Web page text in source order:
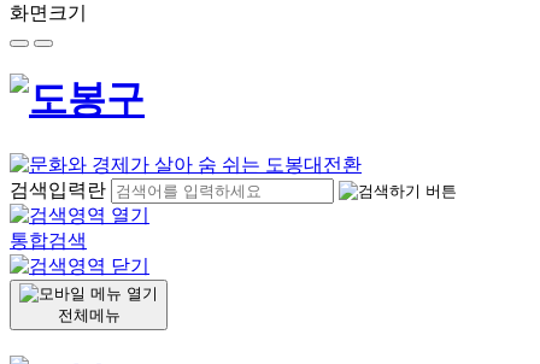
화면크기
검색입력란
통합검색
전체메뉴